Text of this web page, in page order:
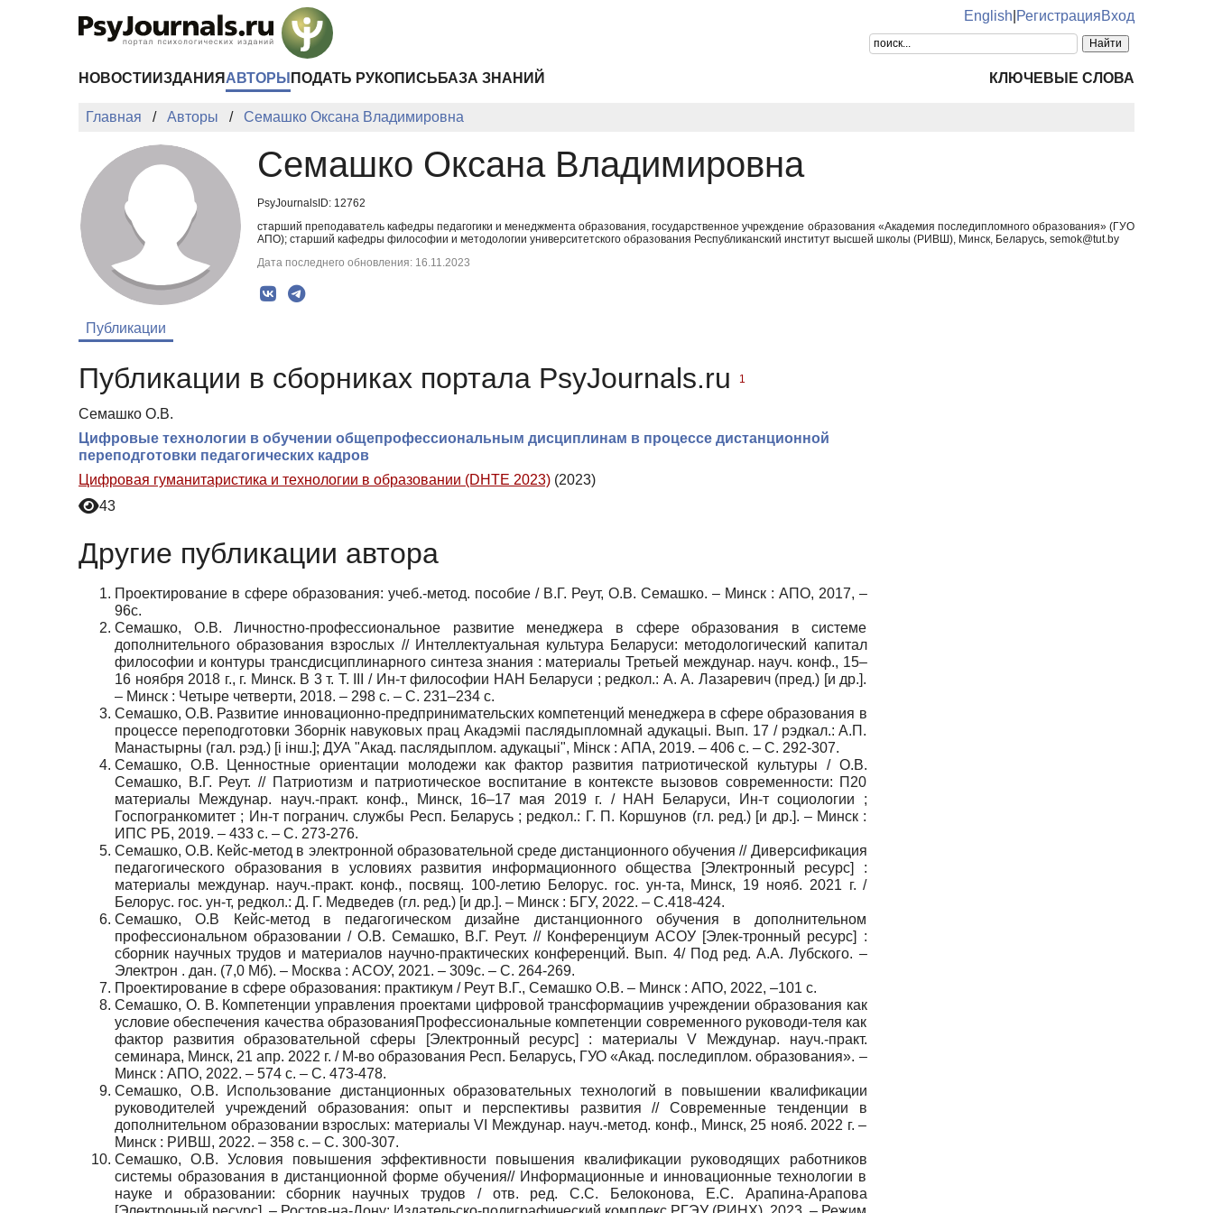
English РегистрацияВход
НОВОСТИ ИЗДАНИЯ АВТОРЫ ПОДАТЬ РУКОПИСЬ БАЗА ЗНАНИЙ КЛЮЧЕВЫЕ СЛОВА
Главная Авторы Семашко Оксана Владимировна
Семашко Оксана Владимировна
PsyJournalsID: 12762
старший преподаватель кафедры педагогики и менеджмента образования, государственное учреждение образования «Академия последипломного образования» (ГУО
АПО); старший кафедры философии и методологии университетского образования Республиканский институт высшей школы (РИВШ), Минск, Беларусь, semok@tut.by
Дата последнего обновления: 16.11.2023
Публикации
Публикации в сборниках портала PsyJournals.ru 1
Семашко О.В.
Цифровые технологии в обучении общепрофессиональным дисциплинам в процессе дистанционной
переподготовки педагогических кадров
Цифровая гуманитаристика и технологии в образовании (DHTE 2023) (2023)
43
Другие публикации автора
Проектирование в сфере образования: учеб.-метод. пособие / В.Г. Реут, О.В. Семашко. – Минск : АПО, 2017, –
96с.
Семашко, О.В. Личностно-профессиональное развитие менеджера в сфере образования в системе
дополнительного образования взрослых // Интеллектуальная культура Беларуси: методологический капитал
философии и контуры трансдисциплинарного синтеза знания : материалы Третьей междунар. науч. конф., 15–
16 ноября 2018 г., г. Минск. В 3 т. Т. ІІІ / Ин-т философии НАН Беларуси ; редкол.: А. А. Лазаревич (пред.) [и др.].
– Минск : Четыре четверти, 2018. – 298 с. – С. 231–234 с.
Семашко, О.В. Развитие инновационно-предпринимательских компетенций менеджера в сфере образования в
процессе переподготовки Зборнік навуковых прац Акадэміі паслядыпломнай адукацыі. Вып. 17 / рэдкал.: А.П.
Манастырны (гал. рэд.) [і інш.]; ДУА "Акад. паслядыплом. адукацыі", Мінск : АПА, 2019. – 406 с. – С. 292-307.
Семашко, О.В. Ценностные ориентации молодежи как фактор развития патриотической культуры / О.В.
Семашко, В.Г. Реут. // Патриотизм и патриотическое воспитание в контексте вызовов современности: П20
материалы Междунар. науч.-практ. конф., Минск, 16–17 мая 2019 г. / НАН Беларуси, Ин-т социологии ;
Госпогранкомитет ; Ин-т погранич. службы Респ. Беларусь ; редкол.: Г. П. Коршунов (гл. ред.) [и др.]. – Минск :
ИПС РБ, 2019. – 433 с. – С. 273-276.
Семашко, О.В. Кейс-метод в электронной образовательной среде дистанционного обучения // Диверсификация
педагогического образования в условиях развития информационного общества [Электронный ресурс] :
материалы междунар. науч.-практ. конф., посвящ. 100-летию Белорус. гос. ун-та, Минск, 19 нояб. 2021 г. /
Белорус. гос. ун-т, редкол.: Д. Г. Медведев (гл. ред.) [и др.]. – Минск : БГУ, 2022. – С.418-424.
Семашко, О.В Кейс-метод в педагогическом дизайне дистанционного обучения в дополнительном
профессиональном образовании / О.В. Семашко, В.Г. Реут. // Конференциум АСОУ [Элек-тронный ресурс] :
сборник научных трудов и материалов научно-практических конференций. Вып. 4/ Под ред. А.А. Лубского. –
Электрон . дан. (7,0 Мб). – Москва : АСОУ, 2021. – 309с. – С. 264-269.
Проектирование в сфере образования: практикум / Реут В.Г., Семашко О.В. – Минск : АПО, 2022, –101 с.
Семашко, О. В. Компетенции управления проектами цифровой трансформациив учреждении образования как
условие обеспечения качества образованияПрофессиональные компетенции современного руководи-теля как
фактор развития образовательной сферы [Электронный ресурс] : материалы V Междунар. науч.-практ.
семинара, Минск, 21 апр. 2022 г. / М-во образования Респ. Беларусь, ГУО «Акад. последиплом. образования». –
Минск : АПО, 2022. – 574 с. – С. 473-478.
Семашко, О.В. Использование дистанционных образовательных технологий в повышении квалификации
руководителей учреждений образования: опыт и перспективы развития // Современные тенденции в
дополнительном образовании взрослых: материалы VI Междунар. науч.-метод. конф., Минск, 25 нояб. 2022 г. –
Минск : РИВШ, 2022. – 358 с. – С. 300-307.
Семашко, О.В. Условия повышения эффективности повышения квалификации руководящих работников
системы образования в дистанционной форме обучения// Информационные и инновационные технологии в
науке и образовании: сборник научных трудов / отв. ред. С.С. Белоконова, Е.С. Арапина-Арапова